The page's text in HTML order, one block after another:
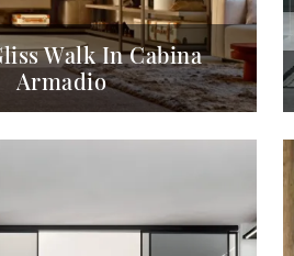
Walk In Cabina
Armadio